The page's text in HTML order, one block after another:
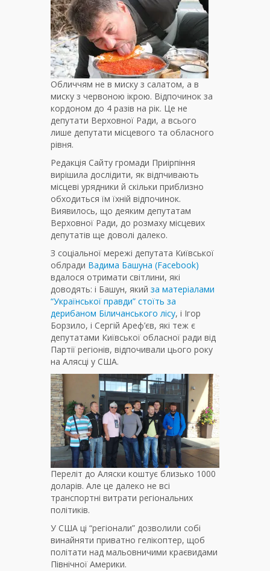
Обличчям не в миску з салатом, а в
миску з червоною ікрою. Відпочинок за
кордоном до 4 разів на рік. Це не
депутати Верховної Ради, а всього
лише депутати місцевого та обласного
рівня.
Редакція Сайту громади Приірпіння
вирішила дослідити, як відпчивають
місцеві урядники й скільки приблизно
обходиться їм їхній відпочинок.
Виявилось, що деяким депутатам
Верховної Ради, до розмаху місцевих
депутатів ще доволі далеко.
З соціальної мережі депутата Київської
облради Вадима Башуна (Facebook)
вдалося отримати світлини, які
доводять: і Башун, який за матеріалами
“Української правди” стоїть за
дерибаном Біличанського лісу, і Ігор
Борзило, і Сергій Ареф’єв, які теж є
депутатами Київської обласної ради від
Партії регіонів, відпочивали цього року
на Алясці у США.
Переліт до Аляски коштує близько 1000
доларів. Але це далеко не всі
транспортні витрати регіональних
політиків.
У США ці “регіонали” дозволили собі
винайняти приватно гелікоптер, щоб
політати над мальовничими краєвидами
Північної Америки.